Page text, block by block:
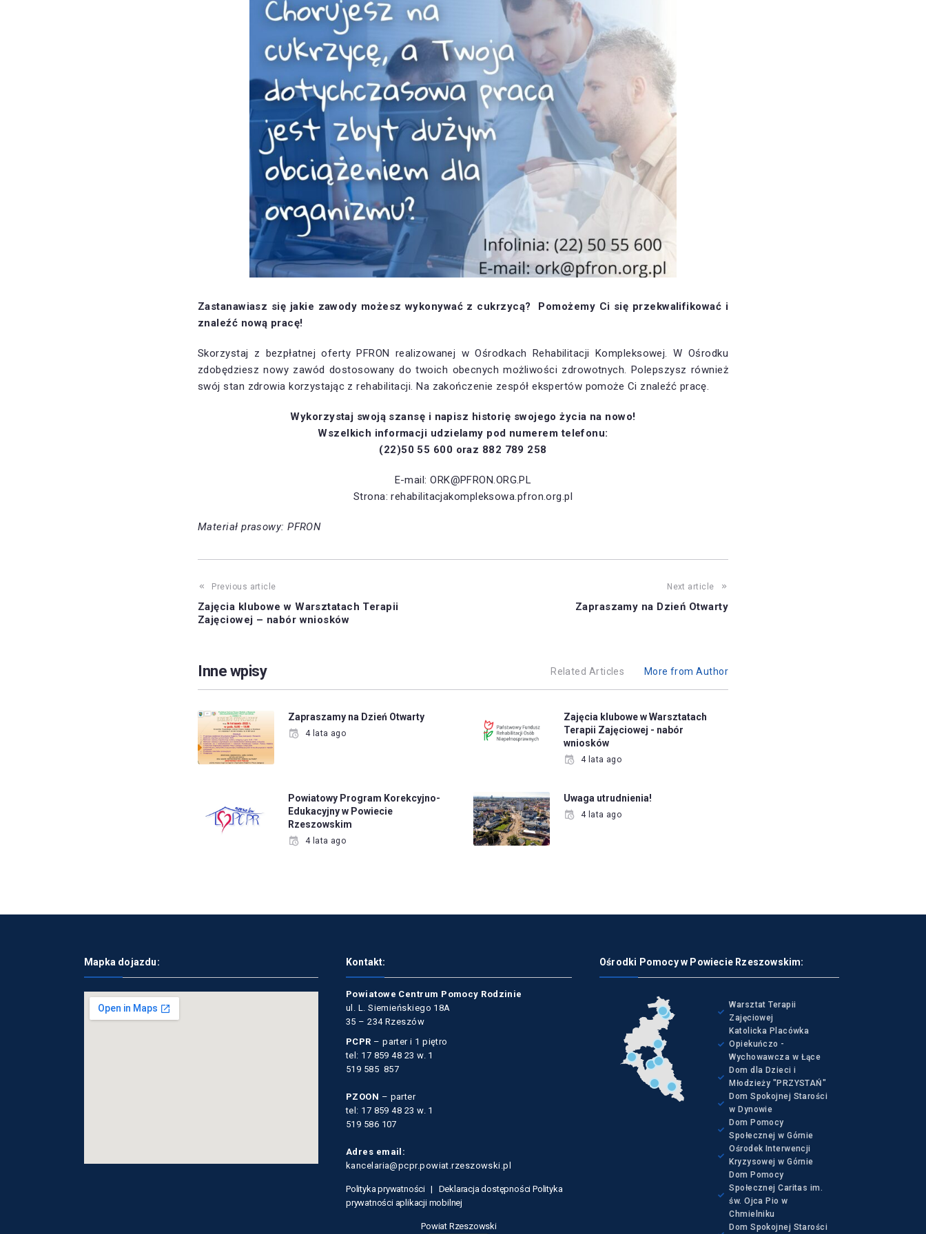
Zastanawiasz się jakie zawody możesz wykonywać z cukrzycą? Pomożemy Ci się przekwalifikować i
znaleźć nową pracę!
Skorzystaj z bezpłatnej oferty PFRON realizowanej w Ośrodkach Rehabilitacji Kompleksowej. W Ośrodku
zdobędziesz nowy zawód dostosowany do twoich obecnych możliwości zdrowotnych. Polepszysz również
swój stan zdrowia korzystając z rehabilitacji. Na zakończenie zespół ekspertów pomoże Ci znaleźć pracę.
Wykorzystaj swoją szansę i napisz historię swojego życia na nowo!
Wszelkich informacji udzielamy pod numerem telefonu:
(22)50 55 600 oraz 882 789 258
E-mail: ORK@PFRON.ORG.PL
Strona: rehabilitacjakompleksowa.pfron.org.pl
Materiał prasowy: PFRON
Previous article
Zajęcia klubowe w Warsztatach Terapii
Zajęciowej – nabór wniosków
Next article
Zapraszamy na Dzień Otwarty
Inne wpisy Related Articles More from Author
Zapraszamy na Dzień Otwarty
4 lata ago
Zajęcia klubowe w Warsztatach
Terapii Zajęciowej - nabór
wniosków
4 lata ago
Powiatowy Program Korekcyjno-
Edukacyjny w Powiecie
Rzeszowskim
4 lata ago
Uwaga utrudnienia!
4 lata ago
Mapka dojazdu: Kontakt:
Powiatowe Centrum Pomocy Rodzinie
ul. L. Siemieńskiego 18A
35 – 234 Rzeszów
PCPR – parter i 1 piętro
tel: 17 859 48 23 w. 1
519 585 857
PZOON – parter
tel: 17 859 48 23 w. 1
519 586 107
Adres email:
kancelaria@pcpr.powiat.rzeszowski.pl
Polityka prywatności | Deklaracja dostępności Polityka
prywatności aplikacji mobilnej
Powiat Rzeszowski
Ośrodki Pomocy w Powiecie Rzeszowskim:
Warsztat Terapii
Zajęciowej
Katolicka Placówka
Opiekuńczo -
Wychowawcza w Łące
Dom dla Dzieci i
Młodzieży "PRZYSTAŃ"
Dom Spokojnej Starości
w Dynowie
Dom Pomocy
Społecznej w Górnie
Ośrodek Interwencji
Kryzysowej w Górnie
Dom Pomocy
Społecznej Caritas im.
św. Ojca Pio w
Chmielniku
Dom Spokojnej Starości